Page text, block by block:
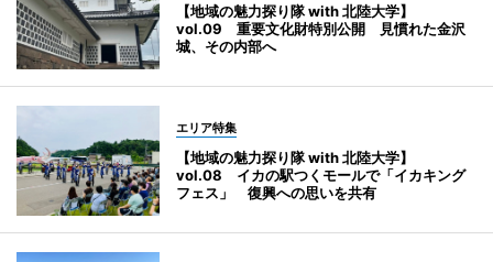
【地域の魅力探り隊 with 北陸大学】
vol.09 重要文化財特別公開 見慣れた金沢
城、その内部へ
エリア特集
【地域の魅力探り隊 with 北陸大学】
vol.08 イカの駅つくモールで「イカキング
フェス」 復興への思いを共有